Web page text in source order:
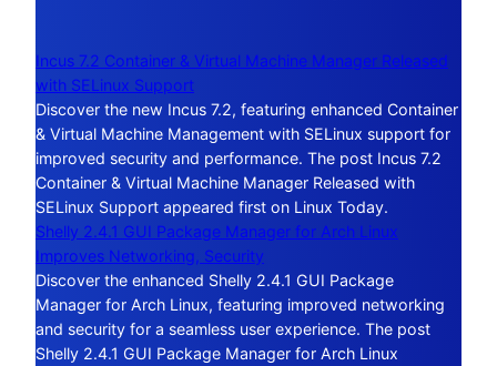
Incus 7.2 Container & Virtual Machine Manager Released
with SELinux Support
Discover the new Incus 7.2, featuring enhanced Container
& Virtual Machine Management with SELinux support for
improved security and performance. The post Incus 7.2
Container & Virtual Machine Manager Released with
SELinux Support appeared first on Linux Today.
Shelly 2.4.1 GUI Package Manager for Arch Linux
Improves Networking, Security
Discover the enhanced Shelly 2.4.1 GUI Package
Manager for Arch Linux, featuring improved networking
and security for a seamless user experience. The post
Shelly 2.4.1 GUI Package Manager for Arch Linux